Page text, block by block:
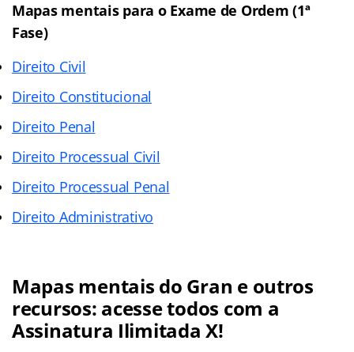
Mapas mentais para o Exame de Ordem (1ª
Fase)
Direito Civil
Direito Constitucional
Direito Penal
Direito Processual Civil
Direito Processual Penal
Direito Administrativo
Mapas mentais do Gran e outros
recursos: acesse todos com a
Assinatura Ilimitada X!